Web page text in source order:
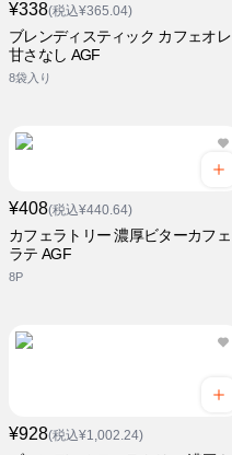
¥338(税込¥365.04)
ブレンディスティック カフェオレ
甘さなし AGF
8袋入り
¥408(税込¥440.64)
カフェラトリー 濃厚ビターカフェ
ラテ AGF
8P
¥928(税込¥1,002.24)